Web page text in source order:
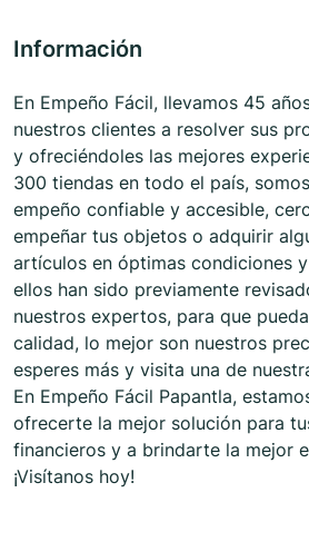
Información
En Empeño Fácil, llevamos 45
nuestros clientes a resolver sus
y ofreciéndoles las mejores
300 tiendas en todo el país,
empeño confiable y accesible,
empeñar tus objetos o adquirir
artículos en óptimas condiciones
ellos han sido previamente
nuestros expertos, para que
calidad, lo mejor son nuestros
esperes más y visita una de
En Empeño Fácil Papantla,
ofrecerte la mejor solución para
financieros y a brindarte la mejor
¡Visítanos hoy!